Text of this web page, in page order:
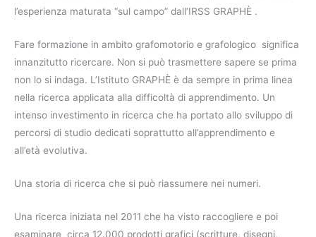
l’esperienza maturata “sul campo” dall’IRSS GRAPHÈ .
Fare formazione in ambito grafomotorio e grafologico significa
innanzitutto ricercare. Non si può trasmettere sapere se prima
non lo si indaga. L’Istituto GRAPHÈ è da sempre in prima linea
nella ricerca applicata alla difficoltà di apprendimento. Un
intenso investimento in ricerca che ha portato allo sviluppo di
percorsi di studio dedicati soprattutto all’apprendimento e
all’età evolutiva.
Una storia di ricerca che si può riassumere nei numeri.
Una ricerca iniziata nel 2011 che ha visto raccogliere e poi
esaminare circa 12.000 prodotti grafici (scritture, disegni,